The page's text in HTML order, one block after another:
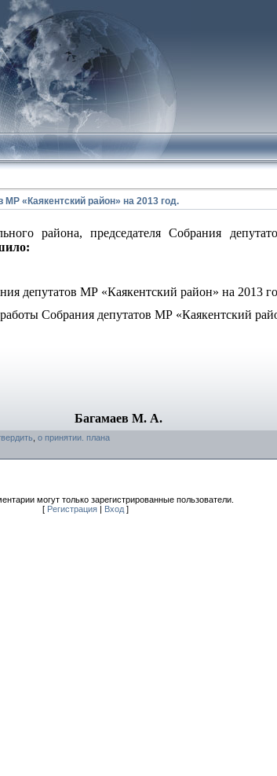
«Каякентский район» на 2013 год.
района, председателя Собрания
депутатов МР «Каякентский район» на 2013
Собрания депутатов МР «Каякентский
Багамаев М. А.
о принятии. плана
могут только зарегистрированные пользователи.
[ Регистрация| Вход]